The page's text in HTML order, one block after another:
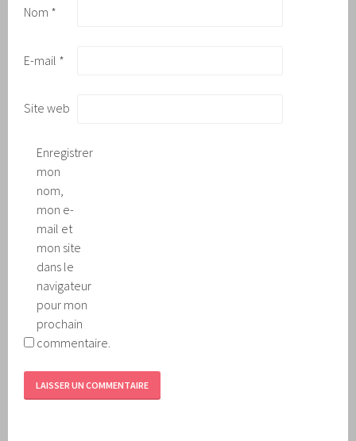
Nom *
E-mail *
Site web
Enregistrer
mon
nom,
mon e-
mail et
mon site
dans le
navigateur
pour mon
prochain
commentaire.